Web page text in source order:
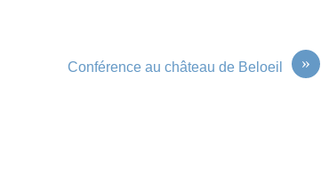
»
Conférence au château de Beloeil